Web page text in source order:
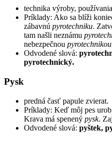
technika výroby,
Príklady: Ako sa blíži
zábavnú pyrotechniku.
tam našli neznámu
nebezpečnou pyrotechnikou
Odvodené slová:
pyrotechnický.
Pysk
predná časť papule zvierat.
Príklady: Keď môj pes
Krava má spenený pysk.
Odvodené slová: pyštek,